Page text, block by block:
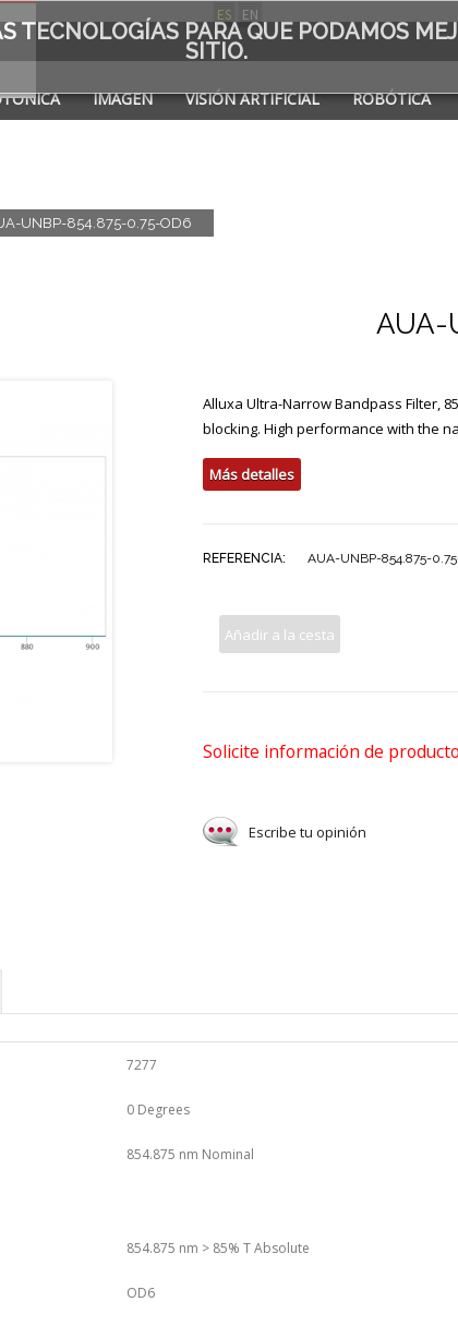
ES EN
IMAGEN VISIÓN ARTIFICIAL ROBÓTICA
DE
UNBP-854.875-0.75-OD6
AUA-
Alluxa Ultra-Narrow Bandpass Filter,
blocking. High performance with the
Más detalles
REFERENCIA: AUA-UNBP-854.875-
Añadir a la cesta
Solicite información de producto
Escribe tu opinión
7277
0 Degrees
854.875 nm Nominal
854.875 nm > 85% T Absolute
OD6
TECNOLOGÍAS PARA QUE PODAMOS
SITIO.